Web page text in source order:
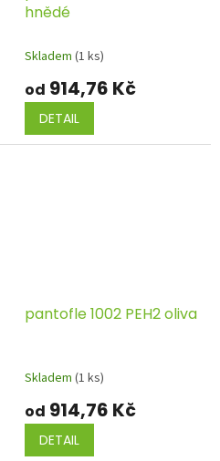
hnědé
Skladem (1 ks)
od 914,76 Kč
DETAIL
pantofle 1002 PEH2 oliva
Skladem (1 ks)
od 914,76 Kč
DETAIL